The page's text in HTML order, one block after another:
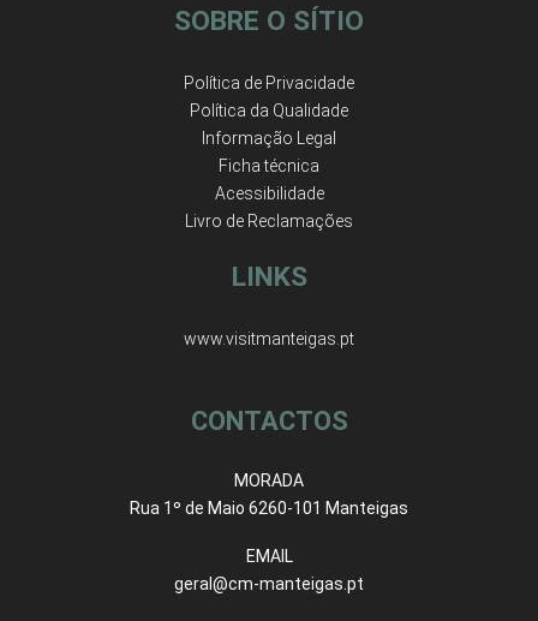
SOBRE O SÍTIO
Política de Privacidade
Política da Qualidade
Informação Legal
Ficha técnica
Acessibilidade
Livro de Reclamações
LINKS
www.visitmanteigas.pt
CONTACTOS
MORADA
Rua 1º de Maio 6260-101 Manteigas
EMAIL
geral@cm-manteigas.pt